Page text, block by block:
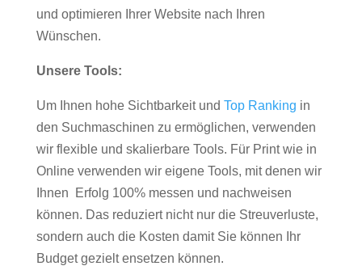
und optimieren Ihrer Website nach Ihren
Wünschen.
Unsere Tools:
Um Ihnen hohe Sichtbarkeit und Top Ranking in
den Suchmaschinen zu ermöglichen, verwenden
wir flexible und skalierbare Tools. Für Print wie in
Online verwenden wir eigene Tools, mit denen wir
Ihnen Erfolg 100% messen und nachweisen
können. Das reduziert nicht nur die Streuverluste,
sondern auch die Kosten damit Sie können Ihr
Budget gezielt ensetzen können.